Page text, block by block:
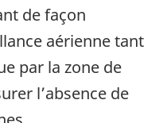
de façon
aérienne tant
par la zone de
l’absence de